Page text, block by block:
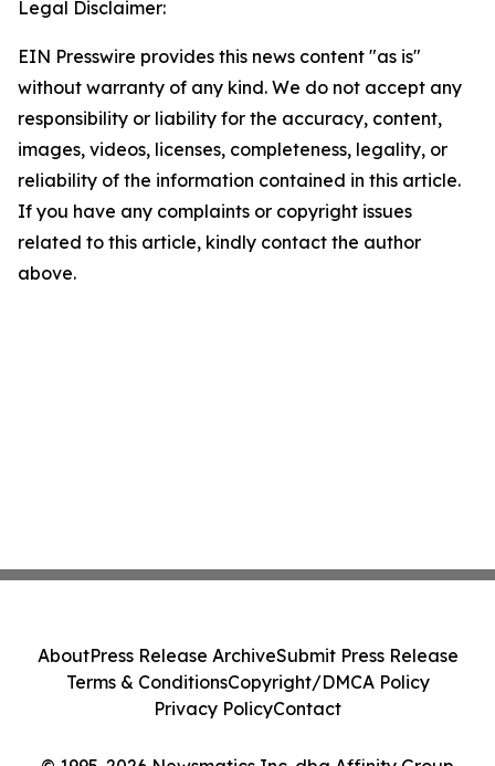
Legal Disclaimer:
EIN Presswire provides this news content "as is"
without warranty of any kind. We do not accept any
responsibility or liability for the accuracy, content,
images, videos, licenses, completeness, legality, or
reliability of the information contained in this article.
If you have any complaints or copyright issues
related to this article, kindly contact the author
above.
AboutPress Release ArchiveSubmit Press Release
Terms & ConditionsCopyright/DMCA Policy
Privacy PolicyContact